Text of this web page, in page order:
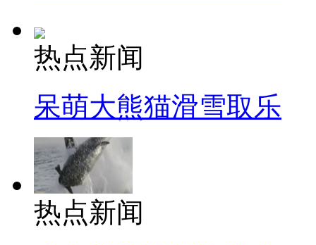
热点新闻
呆萌大熊猫滑雪取乐
热点新闻